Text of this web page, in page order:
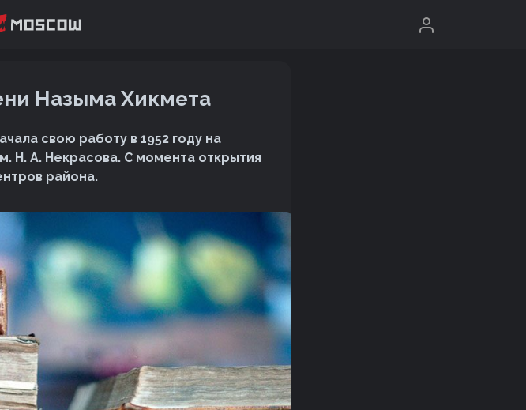
Назыма Хикмета
свою работу в 1952 году на
Н. А. Некрасова. С момента открытия
района.